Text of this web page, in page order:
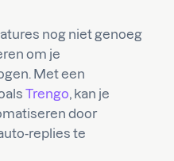
nog niet genoeg
om je
Met een
Trengo, kan je
door
replies te